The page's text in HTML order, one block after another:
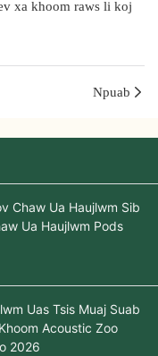
xa khoom raws li koj
Npuab
Chaw Ua Haujlwm Sib
Ua Haujlwm Pods
Uas Tsis Muaj Suab
Acoustic Zoo
2026